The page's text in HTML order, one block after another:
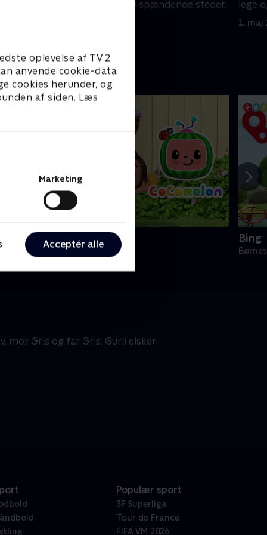
oplevelse af TV 2
anvende cookie-data
cookies herunder, og
af siden. Læs
Marketing
Acceptér alle
lege og at besøge spændende steder.
lege
1. maj
Cocomelon
• 1 sæsoner
Bing
mor Gris og far Gris. Gurli elsker
Populær sport
3F Superliga
Tour de France
FIFA VM 2026